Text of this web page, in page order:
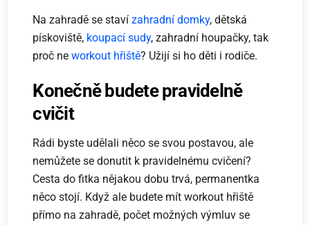
Na zahradě se stavízahradní domky, dětská
pískoviště, koupací sudy, zahradní houpačky, tak
proč neworkout hřiště? Užijí si ho děti i rodiče.
Konečně budete pravidelně
cvičit
Rádi byste udělali něco se svou postavou, ale
nemůžete se donutit k pravidelnému cvičení?
Cesta do fitka nějakou dobu trvá, permanentka
něco stojí. Když ale budete mít workout hřiště
přímo na zahradě, počet možných výmluv se